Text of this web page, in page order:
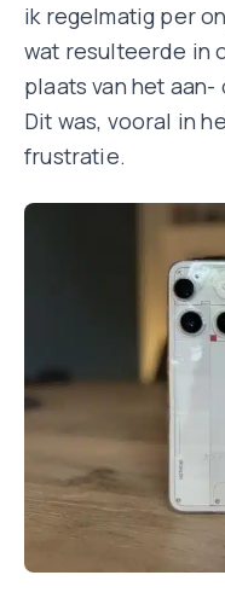
ik regelmatig per
wat resulteerde in
plaats van het
Dit was, vooral in
frustratie.